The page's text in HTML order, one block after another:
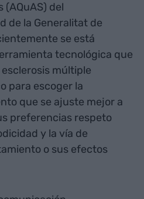
(AQuAS) del
de la Generalitat de
se está
tecnológica que
múltiple
para escoger la
que se ajuste mejor a
preferencias respeto
y la vía de
o sus efectos